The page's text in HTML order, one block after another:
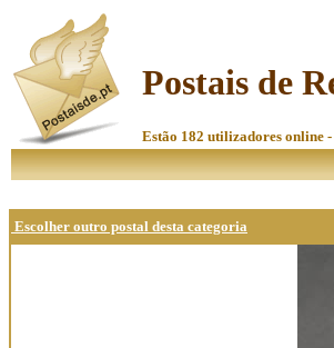
Postais de
Estão 182 utilizadores online
Escolher outro postal desta categoria